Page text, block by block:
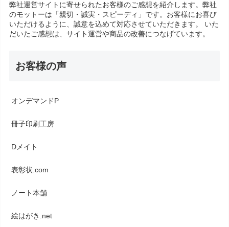
弊社運営サイトに寄せられたお客様のご感想を紹介します。弊社
のモットーは「親切・誠実・スピーディ」です。お客様にお喜び
いただけるように、誠意を込めて対応させていただきます。 いた
だいたご感想は、サイト運営や商品の改善につなげています。
お客様の声
オンデマンドP
冊子印刷工房
Dメイト
表彰状.com
ノート本舗
絵はがき.net